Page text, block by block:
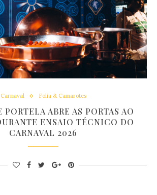
Carnaval Folia & Camarotes
PORTELA ABRE AS PORTAS AO
ENSAIO TÉCNICO DO
CARNAVAL 2026